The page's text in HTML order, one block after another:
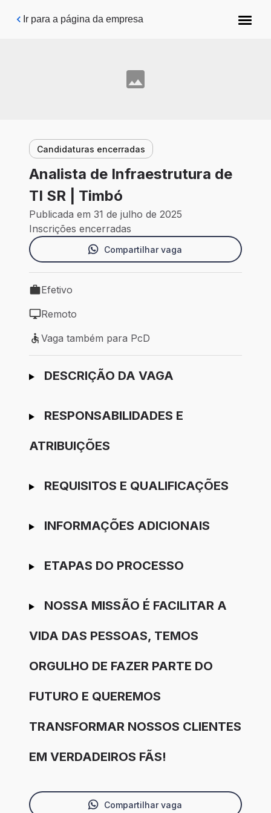
Pular para o conteúdo principal
Ir para a página da empresa
Candidaturas encerradas
Analista de Infraestrutura de
TI SR | Timbó
Publicada em 31 de julho de 2025
Inscrições encerradas
Compartilhar vaga
Tipo de vaga: Efetivo
Efetivo
Modelo de trabalho: Remoto
Remoto
Vaga também para PcD
Vaga também para PcD
Ir para candidatura
DESCRIÇÃO DA VAGA
RESPONSABILIDADES E
ATRIBUIÇÕES
REQUISITOS E QUALIFICAÇÕES
INFORMAÇÕES ADICIONAIS
ETAPAS DO PROCESSO
NOSSA MISSÃO É FACILITAR A
VIDA DAS PESSOAS, TEMOS
ORGULHO DE FAZER PARTE DO
FUTURO E QUEREMOS
TRANSFORMAR NOSSOS CLIENTES
EM VERDADEIROS FÃS!
Compartilhar vaga